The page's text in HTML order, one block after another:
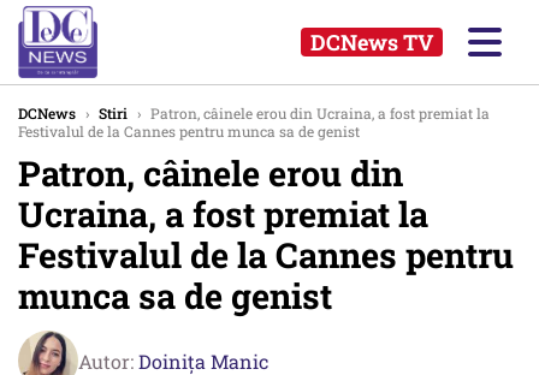
DCNews TV
DCNews › Stiri › Patron, câinele erou din Ucraina, a fost premiat la
Festivalul de la Cannes pentru munca sa de genist
Patron, câinele erou din
Ucraina, a fost premiat la
Festivalul de la Cannes pentru
munca sa de genist
Autor:Doinița Manic